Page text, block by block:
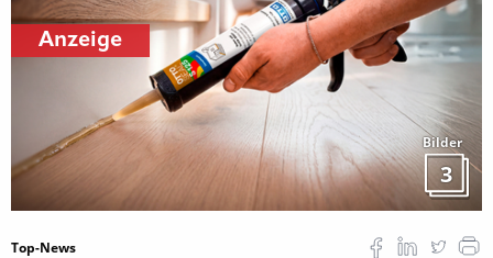
Bilder
3
Anzeige
Top-News